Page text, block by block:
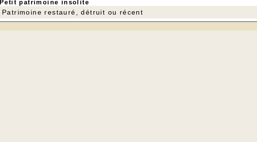
Petit patrimoine insolite
Patrimoine restauré, détruit ou récent